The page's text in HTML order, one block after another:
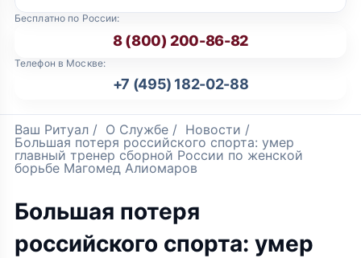
Бесплатно по России:
8 (800) 200-86-82
Телефон в Москве:
+7 (495) 182-02-88
Ваш Ритуал / О Службе / Новости /
Большая потеря российского спорта: умер
главный тренер сборной России по женской
борьбе Магомед Алиомаров
Большая потеря
российского спорта: умер